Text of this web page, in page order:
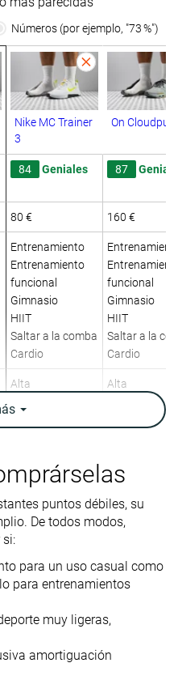
Números (por ejemplo, "73 %")
Nike MC Trainer
3
On
84 Geniales 87
80 € 160 €
Entrenamiento
Entrenamiento
funcional
Gimnasio
HIIT
Saltar a la comba
Cardio
funcional
Gimnasio
HIIT
Saltar a la
Cardio
Alta Alta
Moderado Moderado
Baja Alta
8.8 mm 9.8 mm
puntos débiles, su
De todos modos,
si:
para un uso casual como
para entrenamientos
muy ligeras,
amortiguación